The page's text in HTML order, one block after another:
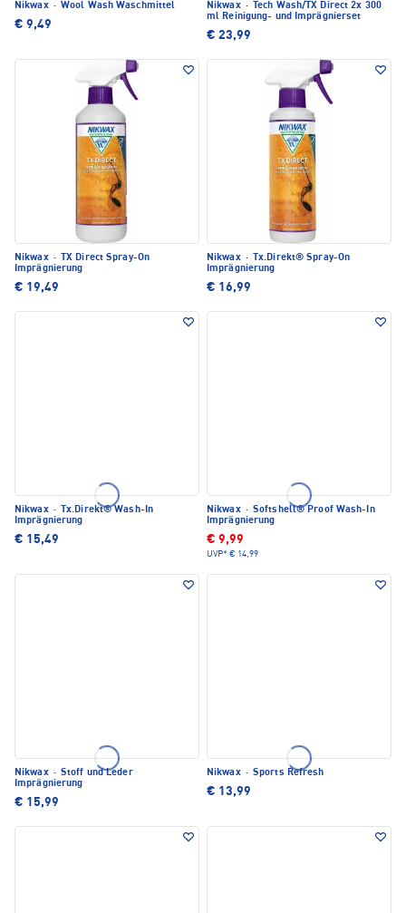
Nikwax · Wool Wash Waschmittel
€ 9,49
Nikwax ·
Tech Wash/TX Direct 2x 300
ml Reinigung- und Imprägnierset
€ 23,99
Nikwax ·
TX Direct Spray-On
Imprägnierung
€ 19,49
Nikwax ·
Tx.Direkt® Spray-On
Imprägnierung
€ 16,99
Nikwax ·
Tx.Direkt® Wash-In
Imprägnierung
€ 15,49
Nikwax · Softshell® Proof Wash-In
Imprägnierung
€ 9,99
UVP* € 14,99
Nikwax · Stoff und Leder
Imprägnierung
€ 15,99
Nikwax · Sports Refresh
€ 13,99